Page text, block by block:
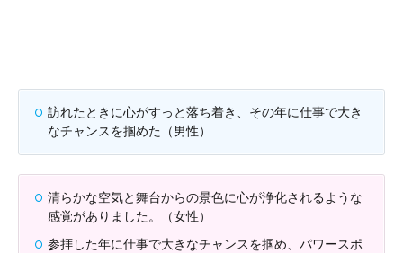
訪れたときに心がすっと落ち着き、その年に仕事で大き
なチャンスを掴めた（男性）
清らかな空気と舞台からの景色に心が浄化されるような
感覚がありました。（女性）
参拝した年に仕事で大きなチャンスを掴め、パワースポ